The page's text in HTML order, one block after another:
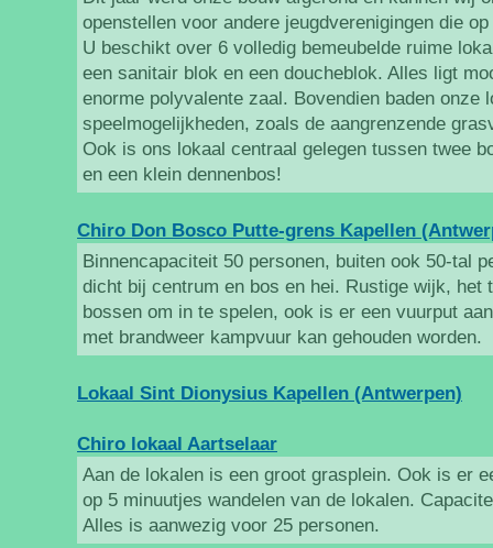
openstellen voor andere jeugdverenigingen die
U beschikt over 6 volledig bemeubelde ruime
een sanitair blok en een doucheblok. Alles ligt
enorme polyvalente zaal. Bovendien baden onze
speelmogelijkheden, zoals de aangrenzende
Ook is ons lokaal centraal gelegen tussen twee
en een klein dennenbos!
Chiro Don Bosco Putte-grens Kapellen
Binnencapaciteit 50 personen, buiten ook 50-tal
dicht bij centrum en bos en hei. Rustige wijk, het
bossen om in te spelen, ook is er een vuurput
met brandweer kampvuur kan gehouden worden.
Lokaal Sint Dionysius Kapellen (Antwerpen)
Chiro lokaal Aartselaar
Aan de lokalen is een groot grasplein. Ook is er
op 5 minuutjes wandelen van de lokalen.
Alles is aanwezig voor 25 personen.